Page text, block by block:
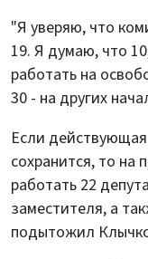
"Я уверяю, что
19. Я думаю, что
работать на
30 - на других
Если
сохранится, то на
работать 22
заместителя, а
подытожил